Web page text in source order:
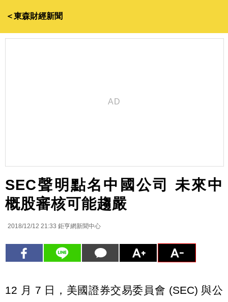
＜東森財經新聞
SEC聲明點名中國公司 未來中
概股審核可能趨嚴
2018/12/12 21:33 鉅亨網新聞中心
12 月 7 日，美國證券交易委員會 (SEC) 與公